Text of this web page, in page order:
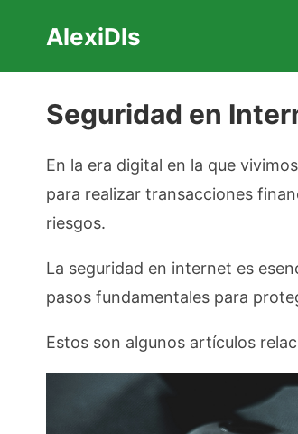
contenido
AlexiDls
Seguridad en
En la era digital en la que
para realizar transacciones
riesgos.
La seguridad en internet es
pasos fundamentales para
Estos son algunos artículos